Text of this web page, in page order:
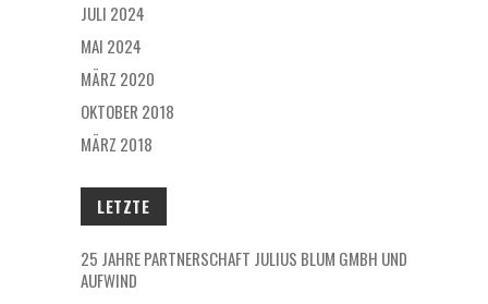
JULI 2024
MAI 2024
MÄRZ 2020
OKTOBER 2018
MÄRZ 2018
LETZTE
25 JAHRE PARTNERSCHAFT JULIUS BLUM GMBH UND
AUFWIND